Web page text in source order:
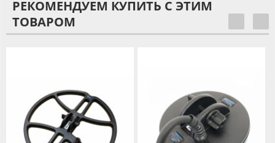
РЕКОМЕНДУЕМ КУПИТЬ С ЭТИМ
ТОВАРОМ